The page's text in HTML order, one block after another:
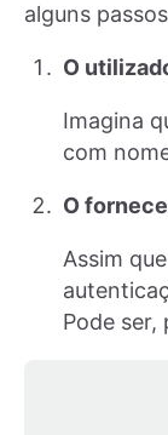
alguns
O
Imagina
com
O
Assim
Pode ser,